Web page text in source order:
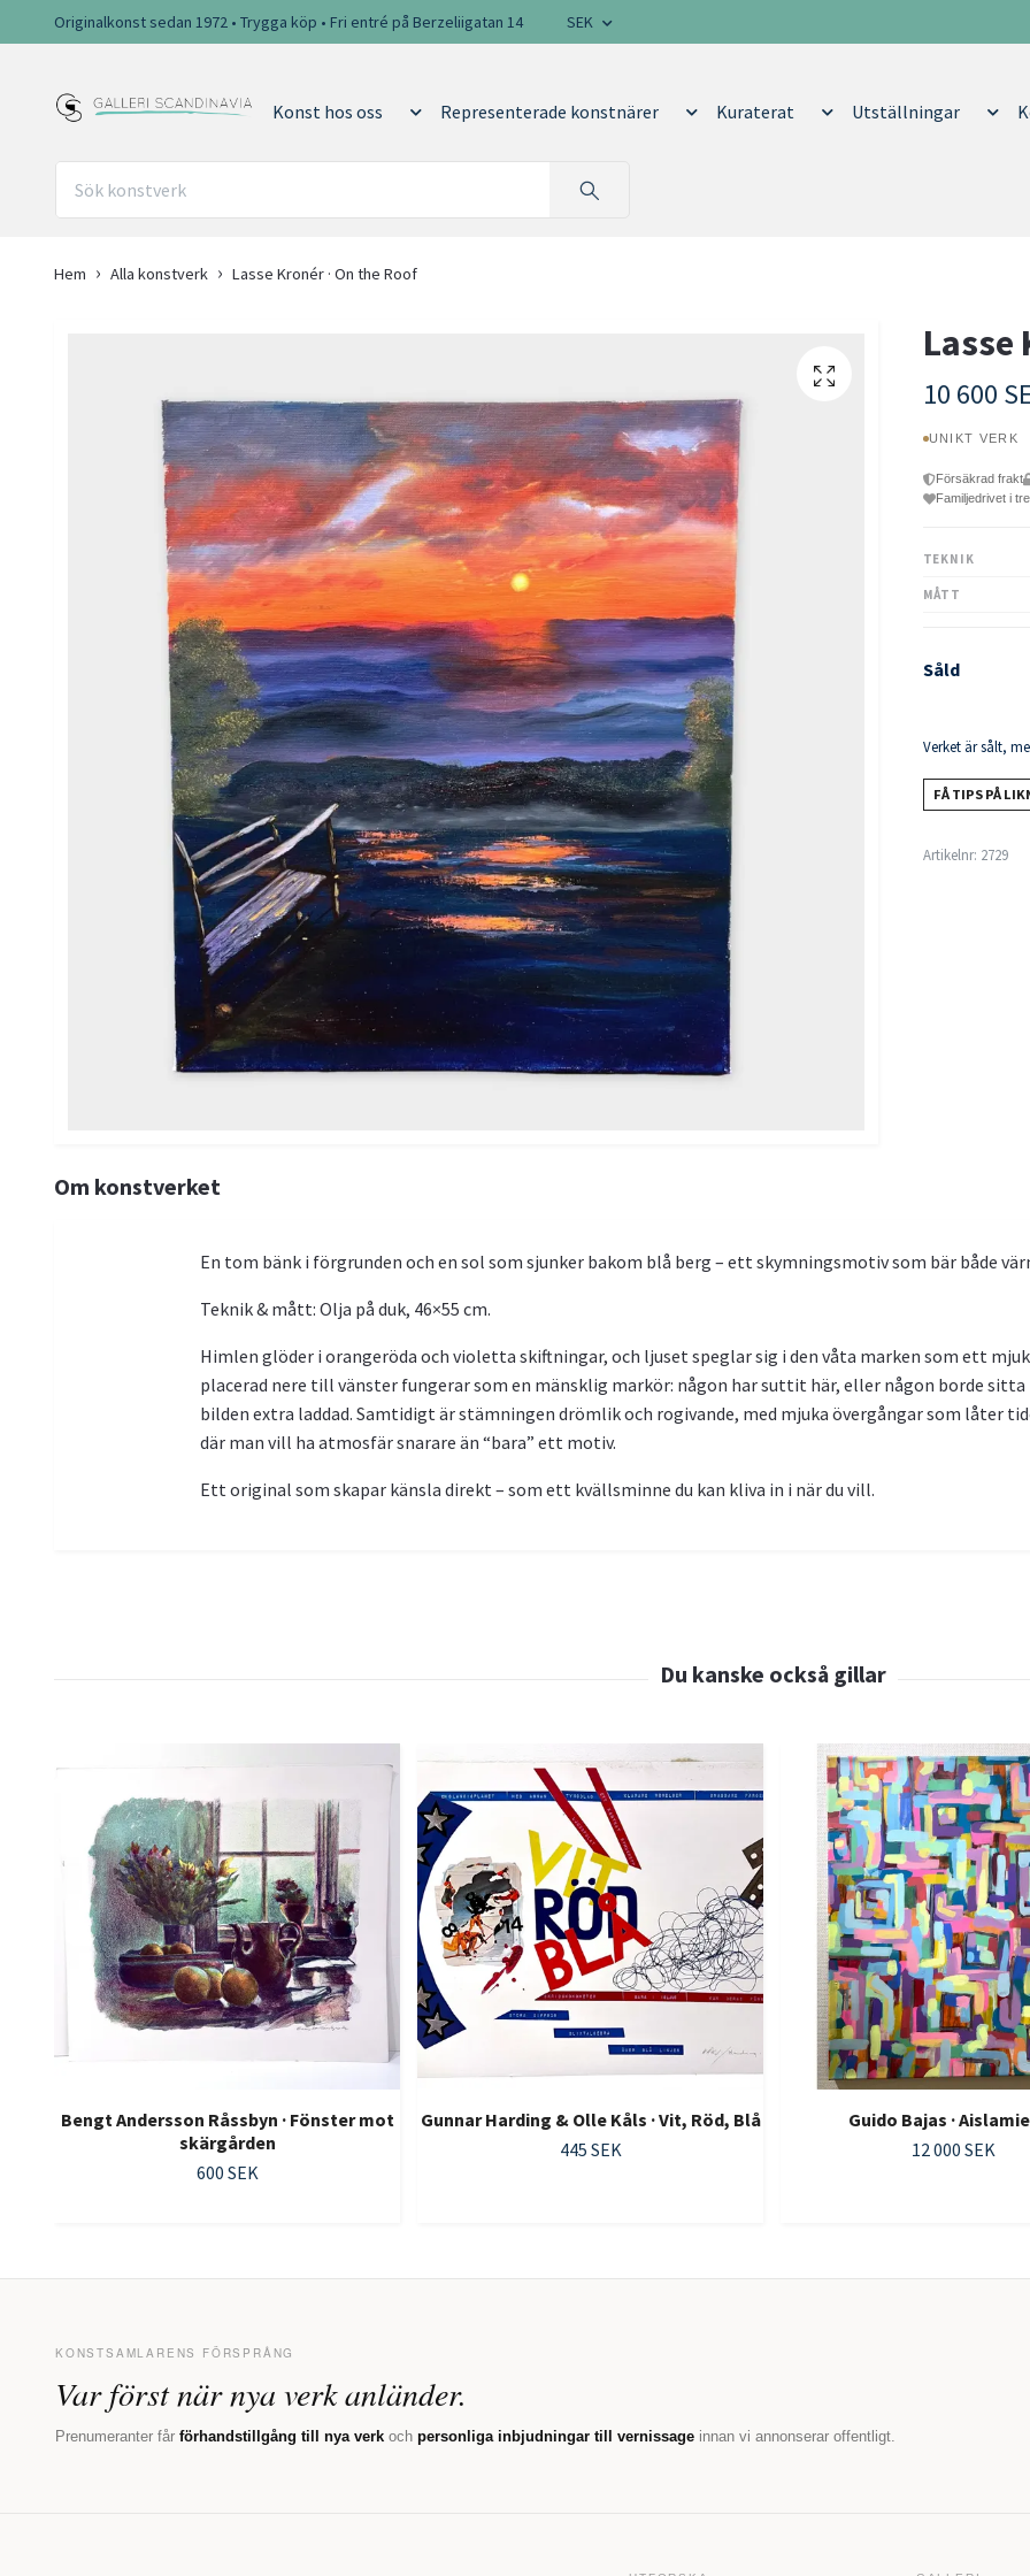
Originalkonst sedan 1972 • Trygga köp • Fri entré på Berzeliigatan 14 SEK
Konst hos oss Representerade konstnärer Kuraterat Utställningar
Hem Alla konstverk Lasse Kronér · On the Roof
Lasse
10 600
UNIKT VERK
Försäkrad frakt
Familjedrivet i
TEKNIK
MÅTT
Såld
Verket är sålt,
FÅ TIPS PÅ
Artikelnr: 2729
Om konstverket
En tom bänk i förgrunden och en sol som sjunker bakom blå berg – ett skymningsmotiv som bär både
Teknik & mått: Olja på duk, 46×55 cm.
Himlen glöder i orangeröda och violetta skiftningar, och ljuset speglar sig i den våta marken som ett
placerad nere till vänster fungerar som en mänsklig markör: någon har suttit här, eller någon borde sitta
bilden extra laddad. Samtidigt är stämningen drömlik och rogivande, med mjuka övergångar som låter
där man vill ha atmosfär snarare än “bara” ett motiv.
Ett original som skapar känsla direkt – som ett kvällsminne du kan kliva in i när du vill.
Bengt Andersson Råssbyn · Fönster mot
skärgården
600 SEK
Gunnar Harding & Olle Kåls · Vit, Röd, Blå
445 SEK
Guido Bajas ·
12 000 SEK
KONSTSAMLARENS FÖRSPRÅNG
Var först när nya verk anländer.
Prenumeranter får förhandstillgång till nya verk och personliga inbjudningar till vernissage innan vi annonserar offentligt.